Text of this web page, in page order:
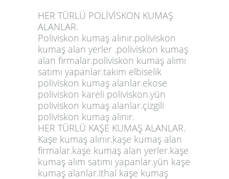
HER TÜRLÜ POLİVİSKON KUMAŞ
ALANLAR.
Poliviskon kumaş alınır.poliviskon
kumaş alan yerler .poliviskon kumaş
alan firmalar.poliviskon kumaş alımı
satımı yapanlar.takım elbiselik
poliviskon kumaş alanlar.ekose
poliviskon kareli poliviskon.yün
poliviskon kumaş alanlar.çizgili
poliviskon kumaş alınır.
HER TÜRLÜ KAŞE KUMAŞ ALANLAR.
Kaşe kumaş alınır.kaşe kumaş alan
firmalar.kaşe kumaş alan yerler.kaşe
kumaş alım satımı yapanlar.yün kaşe
kumaş alanlar.ithal kaşe kumaş